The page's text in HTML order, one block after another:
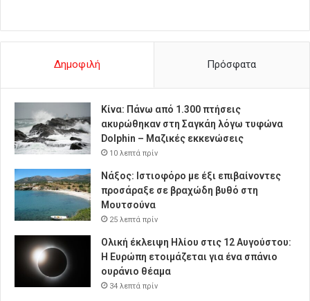
Δημοφιλή Πρόσφατα
Κίνα: Πάνω από 1.300 πτήσεις
ακυρώθηκαν στη Σαγκάη λόγω τυφώνα
Dolphin – Μαζικές εκκενώσεις
10 λεπτά πρίν
Νάξος: Ιστιοφόρο με έξι επιβαίνοντες
προσάραξε σε βραχώδη βυθό στη
Μουτσούνα
25 λεπτά πρίν
Ολική έκλειψη Ηλίου στις 12 Αυγούστου:
Η Ευρώπη ετοιμάζεται για ένα σπάνιο
ουράνιο θέαμα
34 λεπτά πρίν